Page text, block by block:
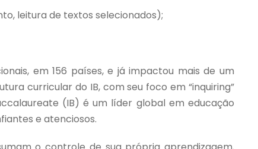
leitura de textos selecionados);
em 156 países, e já impactou mais de um
curricular do IB, com seu foco em “inquiring”
(IB) é um líder global em educação
e atenciosos.